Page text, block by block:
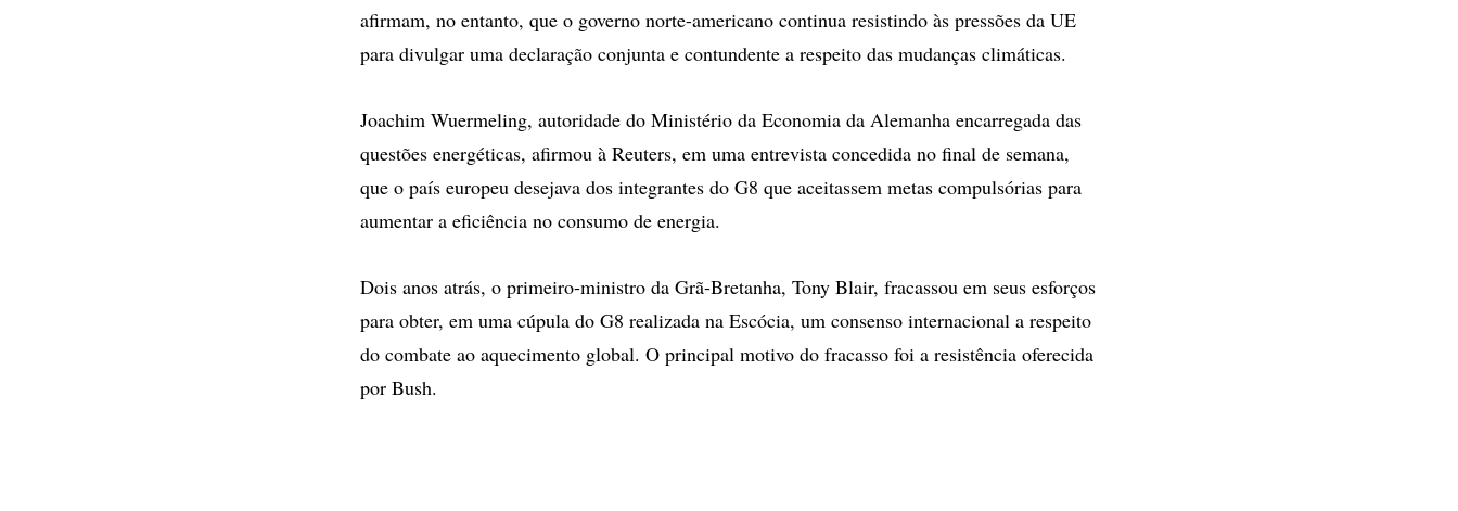
afirmam, no entanto, que o governo norte-americano continua resistindo às pressões da UE
para divulgar uma declaração conjunta e contundente a respeito das mudanças climáticas.
Joachim Wuermeling, autoridade do Ministério da Economia da Alemanha encarregada das
questões energéticas, afirmou à Reuters, em uma entrevista concedida no final de semana,
que o país europeu desejava dos integrantes do G8 que aceitassem metas compulsórias para
aumentar a eficiência no consumo de energia.
Dois anos atrás, o primeiro-ministro da Grã-Bretanha, Tony Blair, fracassou em seus esforços
para obter, em uma cúpula do G8 realizada na Escócia, um consenso internacional a respeito
do combate ao aquecimento global. O principal motivo do fracasso foi a resistência oferecida
por Bush.